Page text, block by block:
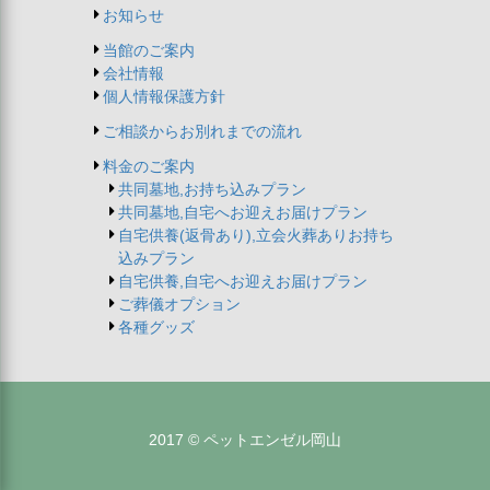
お知らせ
当館のご案内
会社情報
個人情報保護方針
ご相談からお別れまでの流れ
料金のご案内
共同墓地,お持ち込みプラン
共同墓地,自宅へお迎えお届けプラン
自宅供養(返骨あり),立会火葬ありお持ち
込みプラン
自宅供養,自宅へお迎えお届けプラン
ご葬儀オプション
各種グッズ
2017 © ペットエンゼル岡山